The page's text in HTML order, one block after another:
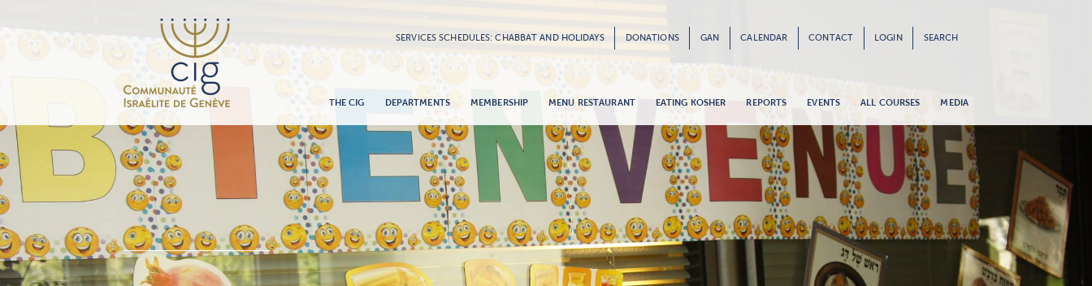
SERVICES SCHEDULES: CHABBAT AND HOLIDAYS DONATIONS GAN CALENDAR CONTACT LOGIN SEARCH
THE CIG DEPARTMENTS MEMBERSHIP MENU RESTAURANT EATING KOSHER REPORTS EVENTS ALL COURSES MEDIA